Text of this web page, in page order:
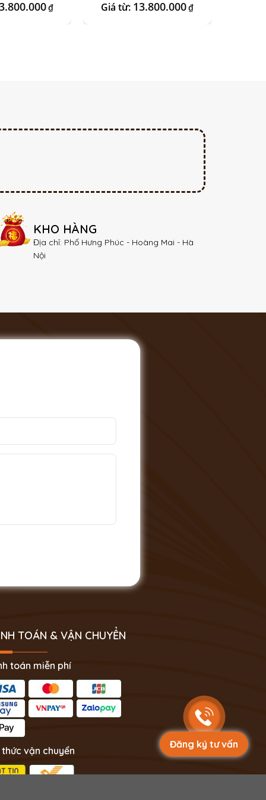
Đăng ký tư vấn
₫ Giá từ: 13.800.000₫
KHO HÀNG
Địa chỉ: Phố Hưng Phúc - Hoàng Mai - Hà
Nội
TOÁN & VẬN CHUYỂN
toán miễn phí
thức vận chuyển